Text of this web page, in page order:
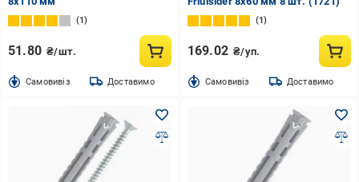
1
51.80 ₴/шт.
Cамовивіз Доставимо
1
169.02 ₴/уп.
Cамовивіз Доставимо